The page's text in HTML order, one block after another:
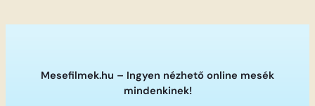
Mesefilmek.hu – Ingyen nézhető online mesék
mindenkinek!